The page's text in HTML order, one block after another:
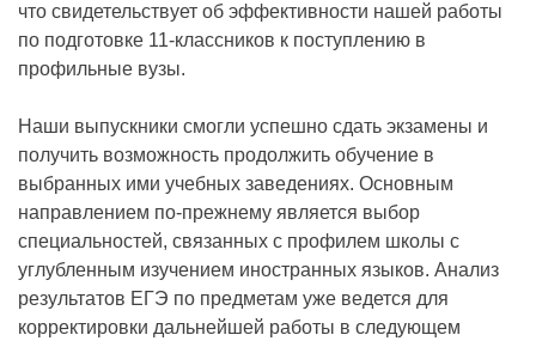
что свидетельствует об эффективности нашей работы
по подготовке 11-классников к поступлению в
профильные вузы.
Наши выпускники смогли успешно сдать экзамены и
получить возможность продолжить обучение в
выбранных ими учебных заведениях. Основным
направлением по-прежнему является выбор
специальностей, связанных с профилем школы с
углубленным изучением иностранных языков. Анализ
результатов ЕГЭ по предметам уже ведется для
корректировки дальнейшей работы в следующем